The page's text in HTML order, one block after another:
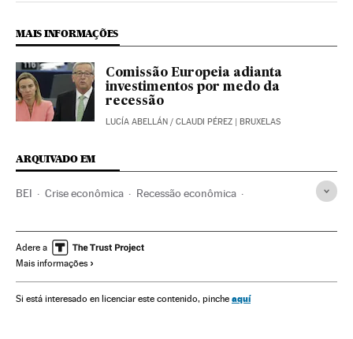
MAIS INFORMAÇÕES
Comissão Europeia adianta
investimentos por medo da
recessão
LUCÍA ABELLÁN / CLAUDI PÉREZ | BRUXELAS
ARQUIVADO EM
BEI Crise econômica Recessão econômica
Economia Política Organismos financeiros
União Europeia
Banca Relações exteriores Finanças
Adere a
Mais informações
Si está interesado en licenciar este contenido, pinche aquí